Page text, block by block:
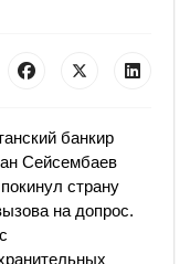
банкир
Сейсембаев
страну
на допрос.